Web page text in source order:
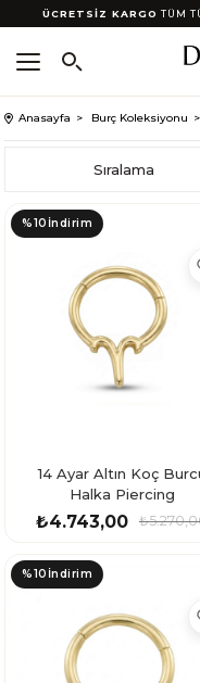
ÜCRETSİZ KARGO TÜM
Anasayfa Burç Koleksiyonu
Sıralama
14 Ayar Altın Koç
Halka Piercing
₺4.743,00
%10 İndirim
%10 İndirim